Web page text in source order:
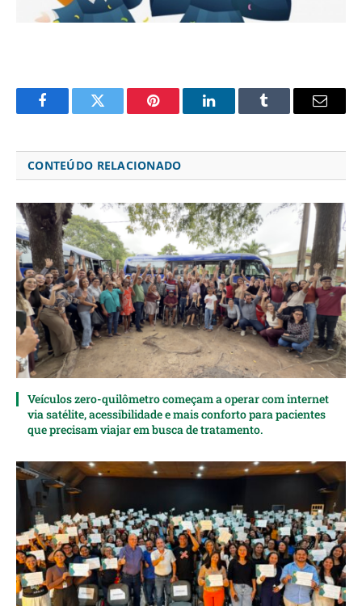
FacebookTwitter Pinterest LinkedInTumblr Email
CONTEÚDO RELACIONADO
Veículos zero-quilômetro começam a operar com internet
via satélite, acessibilidade e mais conforto para pacientes
que precisam viajar em busca de tratamento.